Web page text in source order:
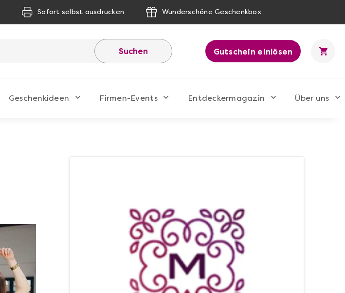
Sofort selbst ausdrucken Wunderschöne Geschenkbox
Suchen Gutschein einlösen
Geschenkideen Firmen-Events Entdeckermagazin Über uns